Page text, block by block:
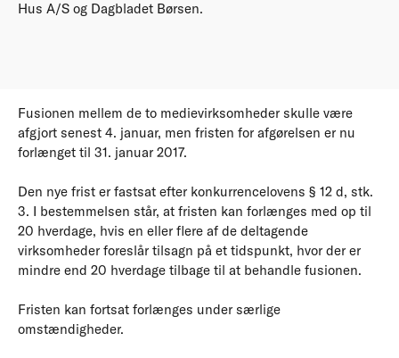
Hus A/S og Dagbladet Børsen.
Fusionen mellem de to medievirksomheder skulle være
afgjort senest 4. januar, men fristen for afgørelsen er nu
forlænget til 31. januar 2017.
Den nye frist er fastsat efter konkurrencelovens § 12 d, stk.
3. I bestemmelsen står, at fristen kan forlænges med op til
20 hverdage, hvis en eller flere af de deltagende
virksomheder foreslår tilsagn på et tidspunkt, hvor der er
mindre end 20 hverdage tilbage til at behandle fusionen.
Fristen kan fortsat forlænges under særlige
omstændigheder.